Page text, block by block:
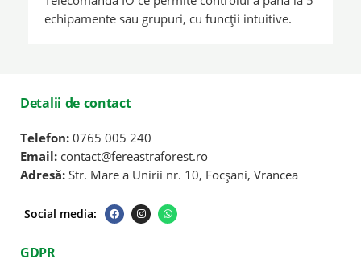
echipamente sau grupuri, cu funcții intuitive.
Detalii de contact
Telefon: 0765 005 240
Email: contact@fereastraforest.ro
Adresă: Str. Mare a Unirii nr. 10, Focșani, Vrancea
Social media:
F
a
c
I
n
s
W
h
a
GDPR